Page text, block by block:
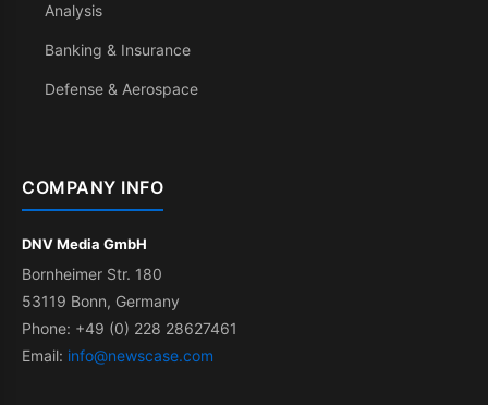
Analysis
Banking & Insurance
Defense & Aerospace
COMPANY INFO
DNV Media GmbH
Bornheimer Str. 180
53119 Bonn, Germany
Phone: +49 (0) 228 28627461
Email: info@newscase.com